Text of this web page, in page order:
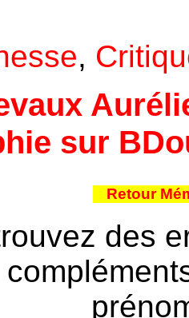
,
sur
Retour
des